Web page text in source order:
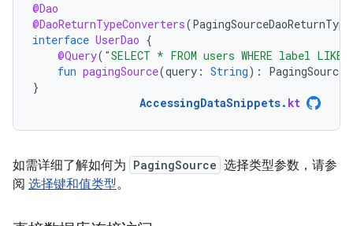
@Dao
@DaoReturnTypeConverters(
interface UserDao {
@Query( "SELECT * FROM users WHERE label
fun pagingSource(query : String):
}
AccessingDataSnippets. kt
如需详细了解如何为 PagingSource 选择类型参数，请参
阅 选择键和值类型。